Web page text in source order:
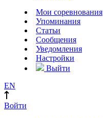
Мои соревнования
Упоминания
Статьи
Сообщения
Уведомления
Настройки
Выйти
EN
Войти